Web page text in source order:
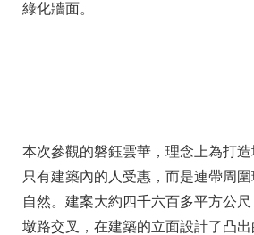
綠化牆面。
本次參觀的磐鈺雲華，理念上為打
只有建築內的人受惠，而是連帶周
自然。建案大約四千六百多平方公
墩路交叉，在建築的立面設計了凸